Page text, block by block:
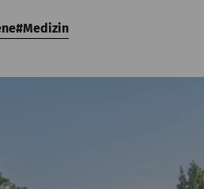
Medizin